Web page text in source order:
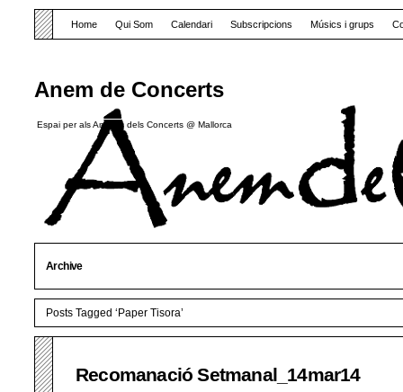
Anem de Concerts
Espai per als Amants dels Concerts @ Mallorca
Home Qui Som Calendari Subscripcions Músics i grups
Archive
Posts Tagged ‘Paper Tisora’
Recomanació Setmanal_14mar14